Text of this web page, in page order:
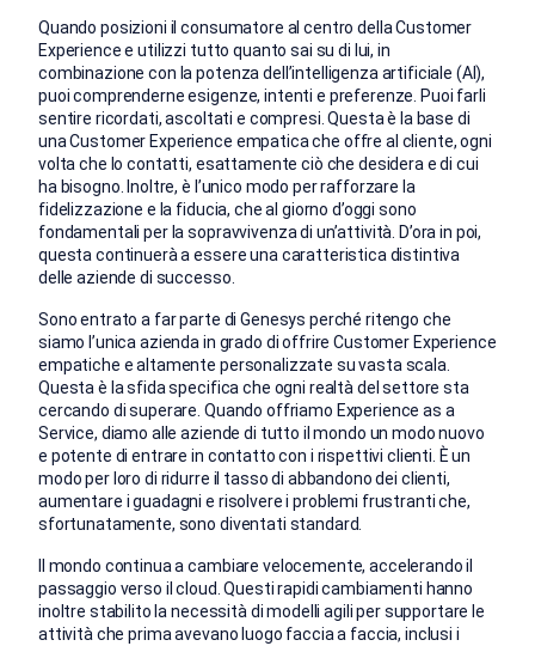
Quando posizioni il consumatore al centro della Customer
Experience e utilizzi tutto quanto sai su di lui, in
combinazione con la potenza dell’intelligenza artificiale (AI),
puoi comprenderne esigenze, intenti e preferenze. Puoi farli
sentire ricordati, ascoltati e compresi. Questa è la base di
una Customer Experience empatica che offre al cliente, ogni
volta che lo contatti, esattamente ciò che desidera e di cui
ha bisogno. Inoltre, è l’unico modo per rafforzare la
fidelizzazione e la fiducia, che al giorno d’oggi sono
fondamentali per la sopravvivenza di un’attività. D’ora in poi,
questa continuerà a essere una caratteristica distintiva
delle aziende di successo.
Sono entrato a far parte di Genesys perché ritengo che
siamo l’unica azienda in grado di offrire Customer Experience
empatiche e altamente personalizzate su vasta scala.
Questa è la sfida specifica che ogni realtà del settore sta
cercando di superare. Quando offriamo Experience as a
Service, diamo alle aziende di tutto il mondo un modo nuovo
e potente di entrare in contatto con i rispettivi clienti. È un
modo per loro di ridurre il tasso di abbandono dei clienti,
aumentare i guadagni e risolvere i problemi frustranti che,
sfortunatamente, sono diventati standard.
Il mondo continua a cambiare velocemente, accelerando il
passaggio verso il cloud. Questi rapidi cambiamenti hanno
inoltre stabilito la necessità di modelli agili per supportare le
attività che prima avevano luogo faccia a faccia, inclusi i